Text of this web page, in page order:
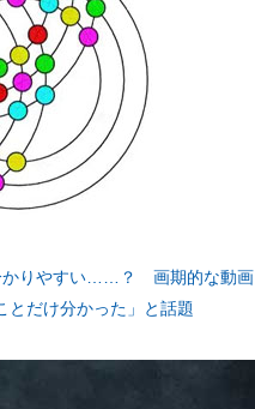
かりやすい……？ 画期的な動画
とだけ分かった」と話題